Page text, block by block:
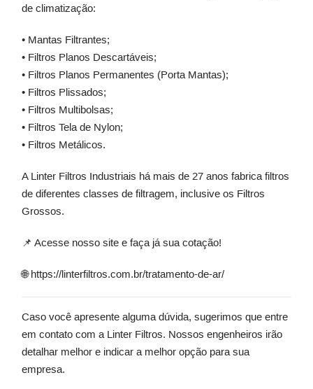
de climatização:
• Mantas Filtrantes;
• Filtros Planos Descartáveis;
• Filtros Planos Permanentes (Porta Mantas);
• Filtros Plissados;
• Filtros Multibolsas;
• Filtros Tela de Nylon;
• Filtros Metálicos.
A Linter Filtros Industriais há mais de 27 anos fabrica filtros
de diferentes classes de filtragem, inclusive os Filtros
Grossos.
📌 Acesse nosso site e faça já sua cotação!
🌐https://linterfiltros.com.br/tratamento-de-ar/
Caso você apresente alguma dúvida, sugerimos que entre
em contato com a Linter Filtros. Nossos engenheiros irão
detalhar melhor e indicar a melhor opção para sua
empresa.